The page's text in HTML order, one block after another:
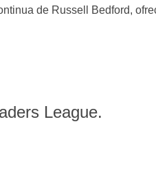
de Russell Bedford,
League.